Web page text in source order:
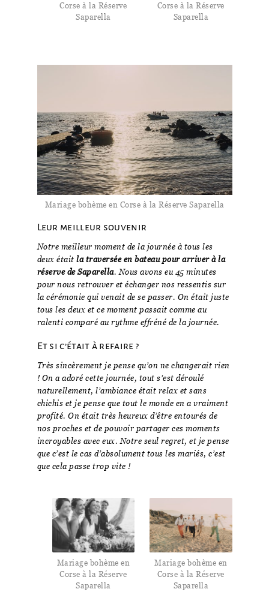
Corse à la Réserve
Saparella
Corse à la Réserve
Saparella
Mariage bohème en Corse à la Réserve Saparella
Leur meilleur souvenir
Notre meilleur moment de la journée à tous les
deux était la traversée en bateau pour arriver à la
réserve de Saparella. Nous avons eu 45 minutes
pour nous retrouver et échanger nos ressentis sur
la cérémonie qui venait de se passer. On était juste
tous les deux et ce moment passait comme au
ralenti comparé au rythme effréné de la journée.
Et si c’était à refaire ?
Très sincèrement je pense qu’on ne changerait rien
! On a adoré cette journée, tout s’est déroulé
naturellement, l’ambiance était relax et sans
chichis et je pense que tout le monde en a vraiment
profité. On était très heureux d’être entourés de
nos proches et de pouvoir partager ces moments
incroyables avec eux. Notre seul regret, et je pense
que c’est le cas d’absolument tous les mariés, c’est
que cela passe trop vite !
Mariage bohème en
Corse à la Réserve
Saparella
Mariage bohème en
Corse à la Réserve
Saparella